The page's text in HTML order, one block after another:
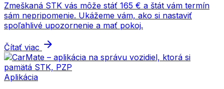
Zmeškaná STK vás môže stáť 165 € a štát vám termín
sám nepripomenie. Ukážeme vám, ako si nastaviť
spoľahlivé upozornenie a mať pokoj.
Čítať viac arrow_forward
Aplikácia